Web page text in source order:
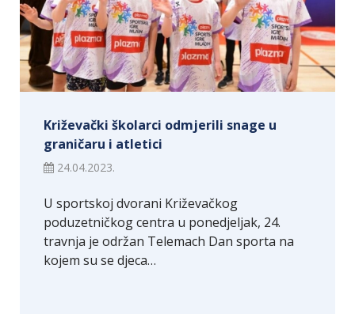
Križevački školarci odmjerili snage u
graničaru i atletici
24.04.2023.
U sportskoj dvorani Križevačkog
poduzetničkog centra u ponedjeljak, 24.
travnja je održan Telemach Dan sporta na
kojem su se djeca…